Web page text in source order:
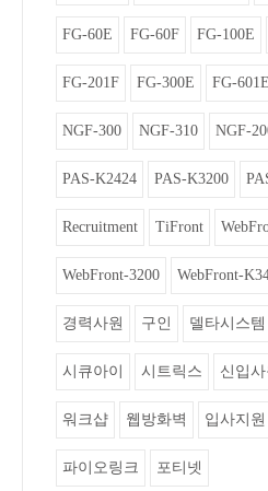
FG-60E FG-60F FG-100E
FG-201F FG-300E FG-601E
NGF-300 NGF-310 NGF-
PAS-K2424 PAS-K3200
Recruitment TiFront
WebFront-3200 WebFront-
경력사원 구인 델타시스템
시큐아이 시트릭스 신입사
워크샵 웹방화벽 입사지원
파이오링크 포티넷